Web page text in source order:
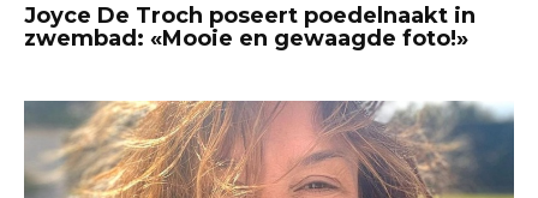
Joyce De Troch poseert poedelnaakt in
zwembad: «Mooie en gewaagde foto!»